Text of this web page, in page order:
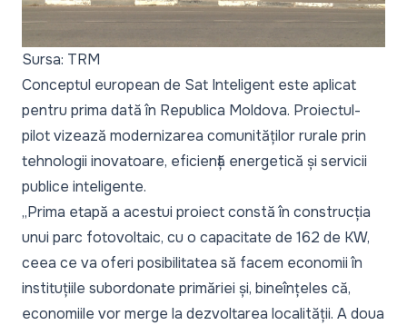
Sursa: TRM
Conceptul european de Sat Inteligent este aplicat
pentru prima dată în Republica Moldova. Proiectul-
pilot vizează modernizarea comunităților rurale prin
tehnologii inovatoare, eficiență energetică și servicii
publice inteligente.
„Prima etapă a acestui proiect constă în construcția
unui parc fotovoltaic, cu o capacitate de 162 de KW,
ceea ce va oferi posibilitatea să facem economii în
instituțiile subordonate primăriei și, bineînțeles că,
economiile vor merge la dezvoltarea localității. A doua